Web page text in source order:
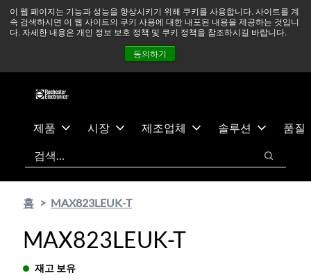
이 웹 페이지는 기능과 성능을 향상시키기 위해 쿠키를 사용합니다. 사이트를 계
속 검색하시면 이 웹 사이트의 쿠키 사용에 대한 내포된 내용을 제공하는 것입니
다. 자세한 내용은 개인 정보 보호 정책 및 쿠키 정책을 참조하시길 바랍니다.
동의하기
츠
건
중동 지역 상황을 지속적으로 주시하고 있으며, 모든 서비스는
정상적으로 운영되고 있습니다. 더 읽어보기 →
뉴스
문의하기
제품 시장 제조업체 솔루션
품질
검색
검색
홈 MAX823LEUK-T
MAX823LEUK-T
재고 보유